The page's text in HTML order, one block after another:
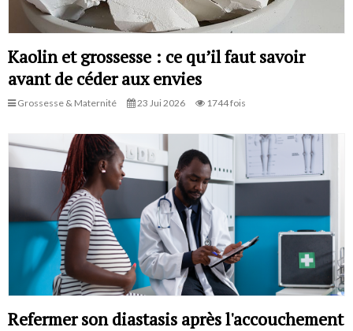
Kaolin et grossesse : ce qu’il faut savoir
avant de céder aux envies
Grossesse & Maternité 23 Jui 2026 1744 fois
Refermer son diastasis après l'accouchement